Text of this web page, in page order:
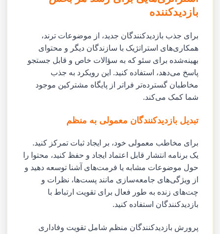
بازدیدکننده
برای جذب بازدیدکنندگان جدید، از موضوعات ترند،
همکاری‌های استراتژیک با سازندگان دیگر و محتوای
بهینه‌شده برای سئو که به سؤالات خاص و قابل جستجو
پاسخ می‌دهد، استفاده کنید. این رویکرد به جذب
مخاطبان گسترده‌تر فراتر از پایگاه مشترکین موجود
شما کمک می‌کند.
تبدیل بازدیدکنندگان معمولی به منظم
برای مخاطب معمولی خود، بر ایجاد ثبات تمرکز کنید.
یک برنامه انتشار قابل اعتماد ایجاد و حفظ کنید، محتوا را
حول موضوعات مشابه یا فرمت‌های آشنا توسعه دهید و
از ویژگی‌های جامعه‌سازی مانند پست‌ها، نظرات و
چت‌های زنده به طور فعال برای تقویت ارتباط با
بازدیدکنندگان استفاده کنید.
پرورش بازدیدکنندگان منظم شامل تقویت وفاداری